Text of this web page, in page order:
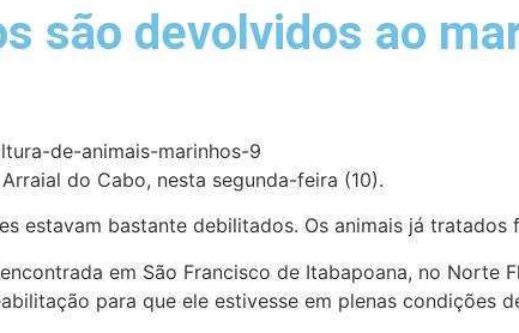
são devolvidos ao
do Cabo, nesta segunda-feira (10).
estavam bastante debilitados. Os animais já tratados
em São Francisco de Itabapoana, no Norte
para que ele estivesse em plenas condições